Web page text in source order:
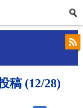
稿 (12/28)